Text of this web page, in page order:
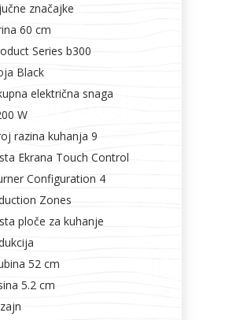
značajke
60 cm
Series b300
Black
električna snaga
W
razina kuhanja 9
Ekrana Touch Control
Configuration 4
Zones
ploče za kuhanje
52 cm
5.2 cm